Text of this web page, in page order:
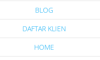
BLOG
DAFTAR KLIEN
HOME